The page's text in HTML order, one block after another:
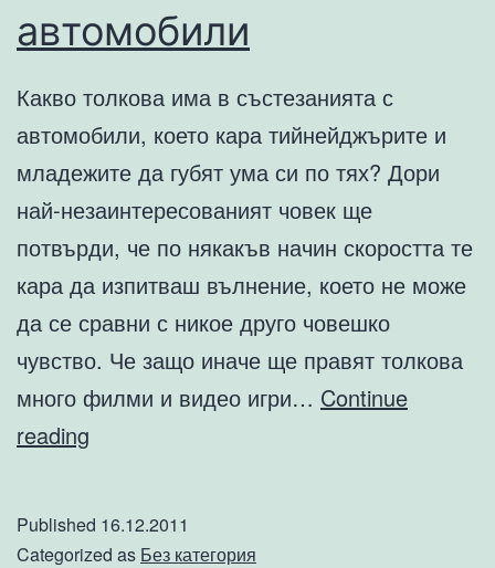
автомобили
Какво толкова има в състезанията с
автомобили, което кара тийнейджърите и
младежите да губят ума си по тях? Дори
най-незаинтересованият човек ще
потвърди, че по някакъв начин скоростта те
кара да изпитваш вълнение, което не може
да се сравни с никое друго човешко
чувство. Че защо иначе ще правят толкова
много филми и видео игри… Continue
reading
автомобили
Published 16.12.2011
Categorized as Без категория